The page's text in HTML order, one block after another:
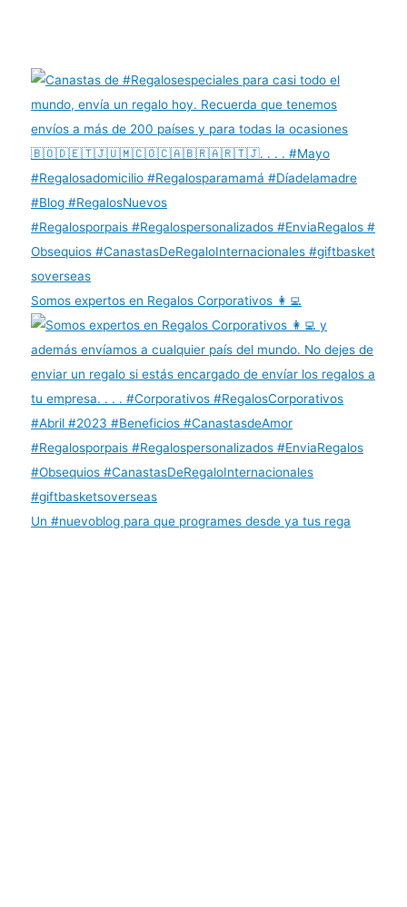
Somos expertos en Regalos Corporativos 👩‍💻
Un #nuevoblog para que programes desde ya tus rega